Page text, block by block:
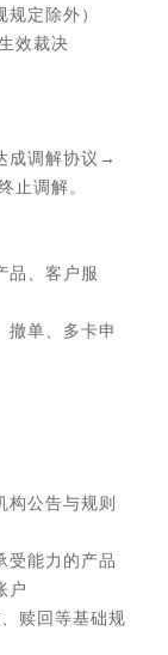
定除外）
效裁决
成调解协议→
止调解。
品、客户服
撤单、多卡申
构公告与规则
受能力的产品
户
赎回等基础规